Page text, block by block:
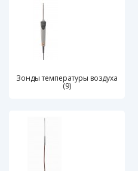
Зонды температуры воздуха
(9)